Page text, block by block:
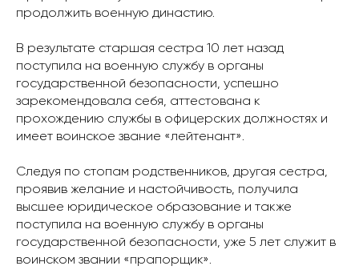
продолжить военную династию.
В результате старшая сестра 10 лет назад
поступила на военную службу в органы
государственной безопасности, успешно
зарекомендовала себя, аттестована к
прохождению службы в офицерских должностях и
имеет воинское звание «лейтенант».
Следуя по стопам родственников, другая сестра,
проявив желание и настойчивость, получила
высшее юридическое образование и также
поступила на военную службу в органы
государственной безопасности, уже 5 лет служит в
воинском звании «прапорщик».